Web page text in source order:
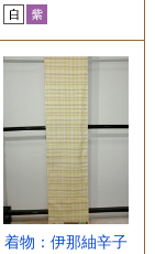
着物：伊那紬辛子